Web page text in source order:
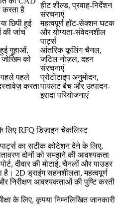
है
हीट शील्ड, प्रवाह-निर्देशन
संरचनाएं
छिपी हुई
की जांच
महत्वपूर्ण हॉट-सेक्शन घटक
और योग्यता-संवेदनशील
पार्ट्स
गुहाओं,
को
आंतरिक कूलिंग चैनल,
जटिल नोज़ल, दहन
संरचनाएं
पहले पहले
करता
प्रोटोटाइप अनुमोदन,
पायलट बैच और उत्पादन-
इरादा परियोजनाएं
के लिए RFQ डिज़ाइन चेकलिस्ट
का सटीक कोटेशन देने के लिए,
दोनों को समझने की आवश्यकता
दीवार की मोटाई, चैनलों और पाउडर
है। 2D ड्राइंग सहनशीलता, महत्वपूर्ण
निरीक्षण आवश्यकताओं की पुष्टि करती
के लिए, कृपया निम्नलिखित जानकारी